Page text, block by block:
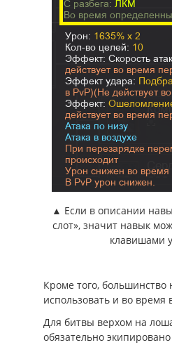
▲ Если в описании
слот», значит навык
клавишами
Кроме того,
использовать и во время
Для битвы верхом на
обязательно